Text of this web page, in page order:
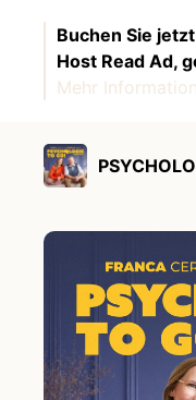
Buchen Sie
Host Read Ad,
Mehr